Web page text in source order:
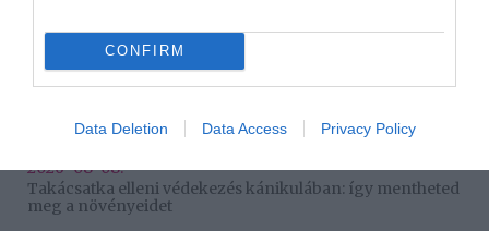
CONFIRM
Data Deletion Data Access Privacy Policy
2026-08-08.
Takácsatka elleni védekezés kánikulában: így mentheted
meg a növényeidet